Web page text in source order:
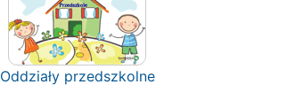
Oddziały przedszkolne